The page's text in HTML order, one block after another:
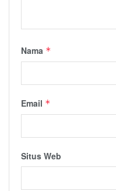
Nama *
Email *
Situs Web